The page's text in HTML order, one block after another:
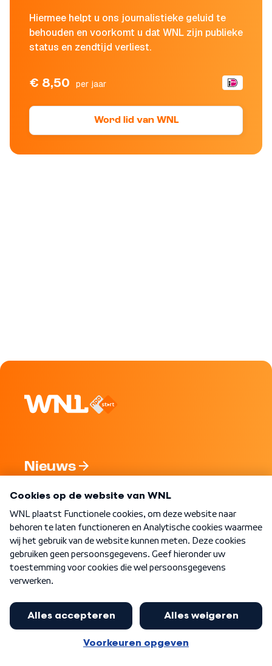
Hiermee helpt u ons journalistieke geluid te
behouden en voorkomt u dat WNL zijn publieke
status en zendtijd verliest.
€ 8,50 per jaar
Word lid van WNL
Nieuws
Nieuwsbrief
Word Lid